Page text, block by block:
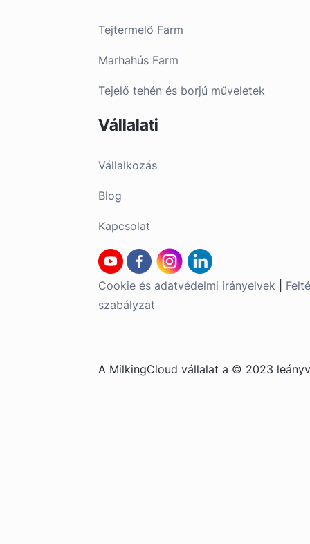
Tejtermelő Farm
Marhahús Farm
Tejelő tehén és borjú műveletek
Vállalati
Vállalkozás
Blog
Kapcsolat
Cookie és adatvédelmi irányelvek
szabályzat
A MilkingCloud vállalat a © 2023